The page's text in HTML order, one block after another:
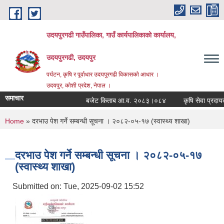
Skip to main content
उदयपुरगढी गाउँपालिका, गाउँ कार्यपालिकाको कार्यालय,
उदयपुरगढी, उदयपुर
पर्यटन, कृषि र पूर्वाधार उदयपुरगढी विकासकाे आधार ।
उदयपुर, काेशी प्रदेश, नेपाल ।
समाचार बजेट किताब आ.व. २०८३।०८४ कृषि सेवा
You are here
Home » दरभाउ पेश गर्ने सम्बन्धी सूचना । २०८२-०५-१७ (स्वास्थ्य शाखा)
दरभाउ पेश गर्ने सम्बन्धी सूचना । २०८२-०५-१७
(स्वास्थ्य शाखा)
Submitted on: Tue, 2025-09-02 15:52